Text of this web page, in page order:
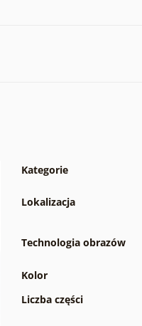
Kategorie
Lokalizacja
Technologia obrazów
Kolor
Liczba części